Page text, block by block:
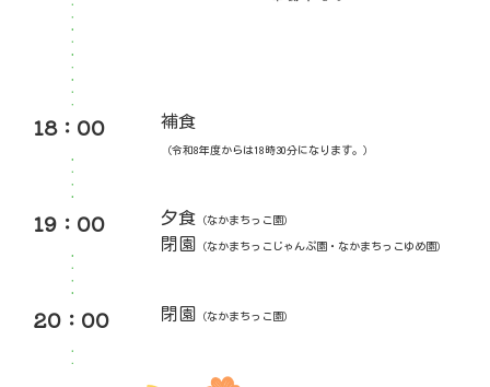
18：00 補食
（令和8年度からは18時30分になります。）
19：00 夕食 （なかまちっこ園）
閉園 （なかまちっこじゃんぷ園・なかまちっこゆめ園）
20：00 閉園 （なかまちっこ園）